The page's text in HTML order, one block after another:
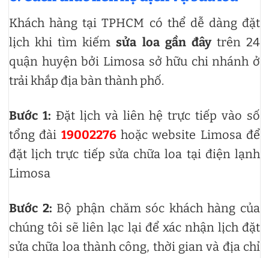
Khách hàng tại TPHCM có thể dễ dàng đặt
lịch khi tìm kiếmsửa loa gần đâytrên 24
quận huyện bởi Limosa sở hữu chi nhánh ở
trải khắp địa bàn thành phố.
Bước 1: Đặt lịch và liên hệ trực tiếp vào số
tổng đài 19002276hoặc website Limosa để
đặt lịch trực tiếp sửa chữa loa tại điện lạnh
Limosa
Bước 2: Bộ phận chăm sóc khách hàng của
chúng tôi sẽ liên lạc lại để xác nhận lịch đặt
sửa chữa loa thành công, thời gian và địa chỉ